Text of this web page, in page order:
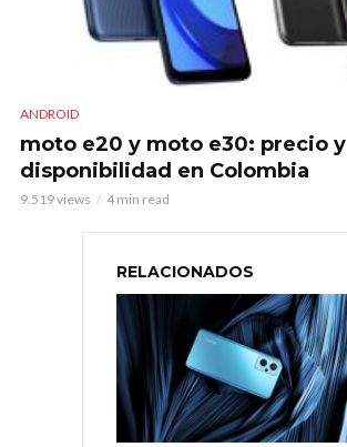
ANDROID
moto e20 y moto e30: precio y
disponibilidad en Colombia
9.519 views 4 min read
RELACIONADOS